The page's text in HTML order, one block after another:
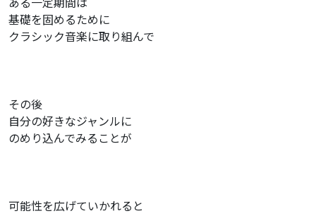
基礎を固めるために
クラシック音楽に取り組んで
その後
自分の好きなジャンルに
のめり込んでみることが
可能性を広げていかれると